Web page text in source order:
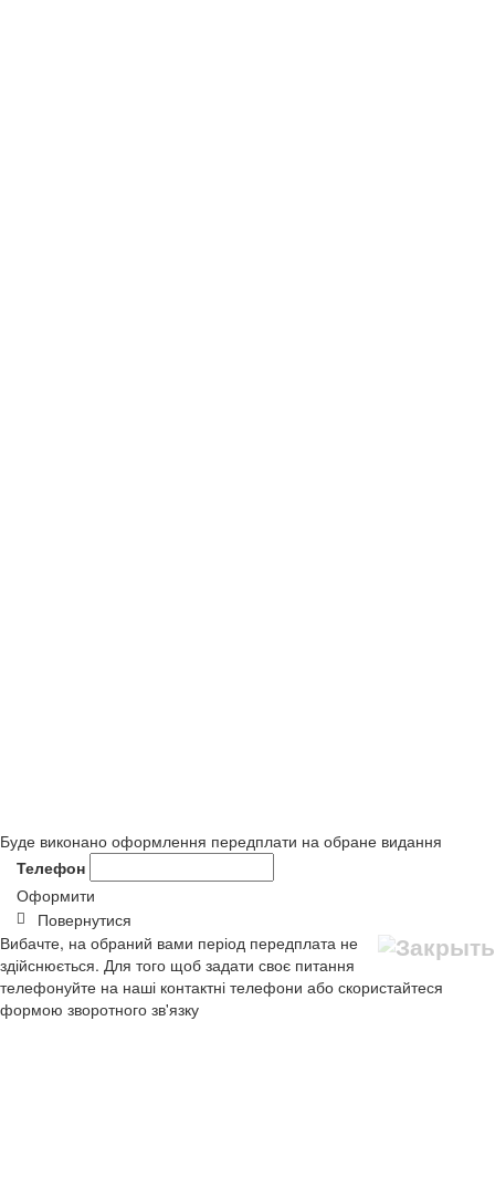
Буде виконано оформлення передплати на обране видання
Телефон
Оформити
Повернутися
Вибачте, на обраний вами період передплата не
здійснюється. Для того щоб задати своє питання
телефонуйте на наші контактні телефони або скористайтеся
формою зворотного зв'язку